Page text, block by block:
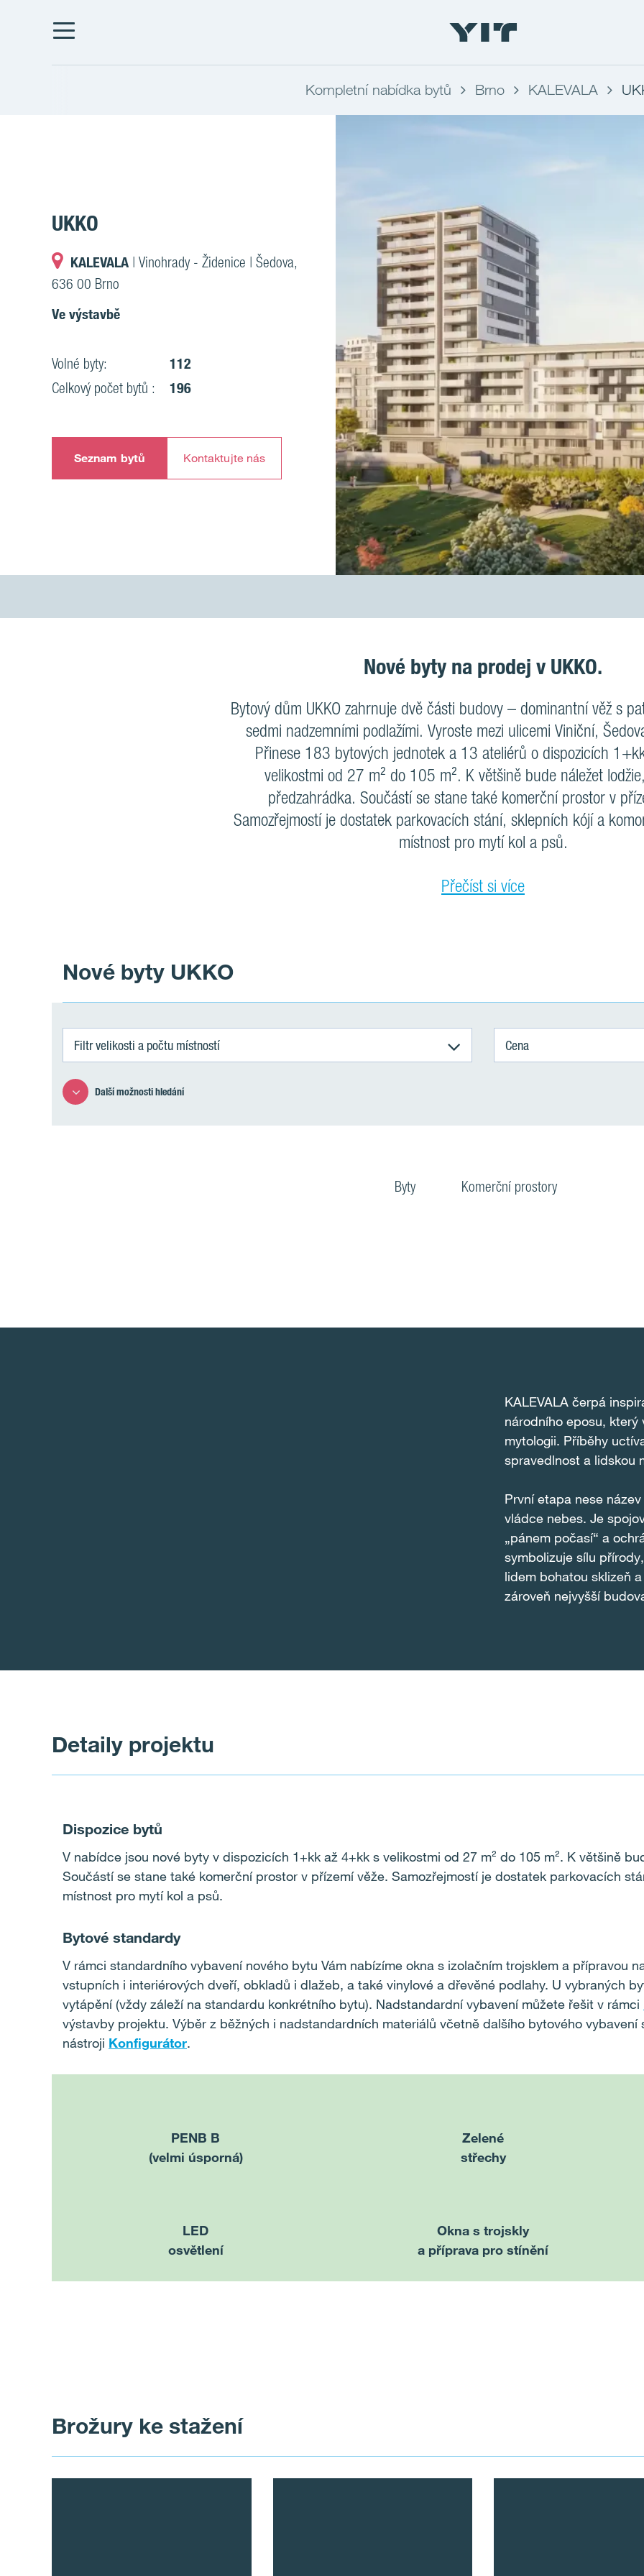
Kompletní nabídka bytů Brno KALEVALA
UKKO
KALEVALA | Vinohrady - Židenice | Šedova,
636 00 Brno
Ve výstavbě
Volné byty:
112
Celkový počet bytů :
196
Seznam bytů Kontaktujte nás
Nové byty na prodej v UKKO.
Bytový dům UKKO zahrnuje dvě části budovy – dominantní věž s
sedmi nadzemními podlažími. Vyroste mezi ulicemi Viniční,
Přinese 183 bytových jednotek a 13 ateliérů o dispozicích
velikostmi od 27 m² do 105 m². K většině bude náležet
předzahrádka. Součástí se stane také komerční prostor v
Samozřejmostí je dostatek parkovacích stání, sklepních kójí a
místnost pro mytí kol a psů.
Přečíst si více
Nové byty UKKO
Filtr velikosti a počtu místností Cena
Další možnosti hledání
Byty Komerční prostory
KALEVALA čerpá
národního eposu,
mytologii. Příběhy
spravedlnost a lidskou
První etapa nese
vládce nebes. Je
„pánem počasí“ a
symbolizuje sílu
lidem bohatou sklizeň
zároveň nejvyšší
Detaily projektu
Dispozice bytů
V nabídce jsou nové byty v dispozicích 1+kk až 4+kk s velikostmi od 27 m² do 105 m². K většině
Součástí se stane také komerční prostor v přízemí věže. Samozřejmostí je dostatek parkovacích
místnost pro mytí kol a psů.
Bytové standardy
V rámci standardního vybavení nového bytu Vám nabízíme okna s izolačním trojsklem a přípravou
vstupních i interiérových dveří, obkladů i dlažeb, a také vinylové a dřevěné podlahy. U vybraných
vytápění (vždy záleží na standardu konkrétního bytu). Nadstandardní vybavení můžete řešit v rámci
výstavby projektu. Výběr z běžných i nadstandardních materiálů včetně dalšího bytového vybavení
nástroji Konfigurátor.
PENB B
(velmi úsporná)
LED
osvětlení
Zelené
střechy
Okna s trojskly
a příprava pro stínění
Brožury ke stažení